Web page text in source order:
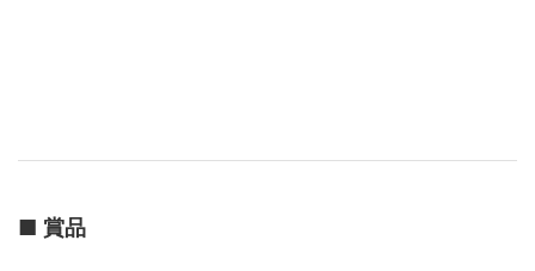
■ 賞品